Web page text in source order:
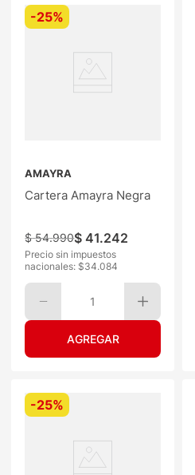
-25%
AMAYRA
Cartera Amayra Negra
$ 54.990$ 41.242
Precio sin impuestos
nacionales: $34.084
1
-25%